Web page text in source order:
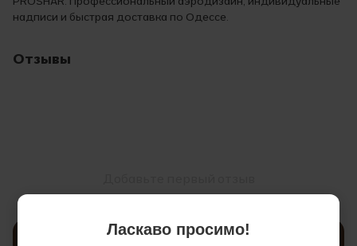
надписи и быстрая доставка по Одессе.
Отзывы
Написать отзыв
Ласкаво просимо!